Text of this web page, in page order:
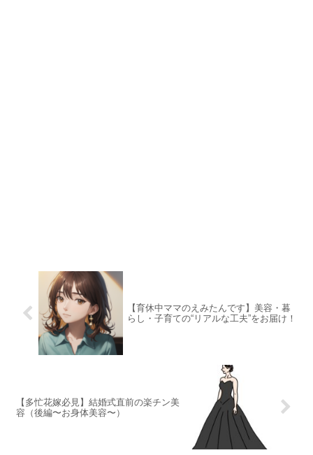
【育休中ママのえみたんです】美容・暮
らし・子育ての“リアルな工夫”をお届け！
【多忙花嫁必見】結婚式直前の楽チン美
容（後編〜お身体美容〜）